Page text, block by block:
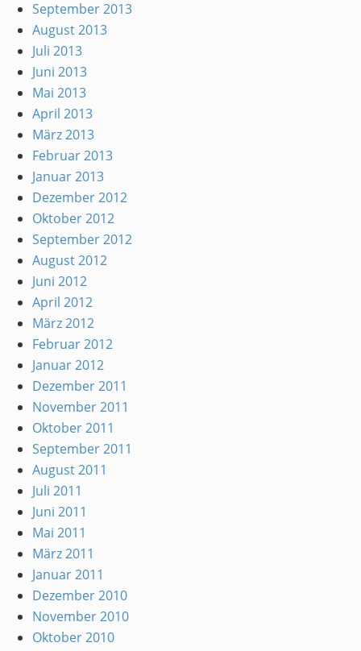
September 2013
August 2013
Juli 2013
Juni 2013
Mai 2013
April 2013
März 2013
Februar 2013
Januar 2013
Dezember 2012
Oktober 2012
September 2012
August 2012
Juni 2012
April 2012
März 2012
Februar 2012
Januar 2012
Dezember 2011
November 2011
Oktober 2011
September 2011
August 2011
Juli 2011
Juni 2011
Mai 2011
März 2011
Januar 2011
Dezember 2010
November 2010
Oktober 2010